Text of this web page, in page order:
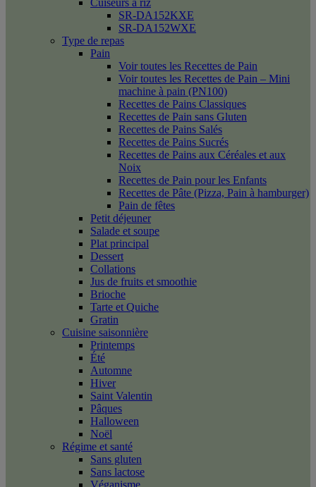
Cuiseurs à riz
SR-DA152KXE
SR-DA152WXE
Type de repas
Pain
Voir toutes les Recettes de Pain
Voir toutes les Recettes de Pain – Mini
machine à pain (PN100)
Recettes de Pains Classiques
Recettes de Pain sans Gluten
Recettes de Pains Salés
Recettes de Pains Sucrés
Recettes de Pains aux Céréales et aux
Noix
Recettes de Pain pour les Enfants
Recettes de Pâte (Pizza, Pain à hamburger)
Pain de fêtes
Petit déjeuner
Salade et soupe
Plat principal
Dessert
Collations
Jus de fruits et smoothie
Brioche
Tarte et Quiche
Gratin
Cuisine saisonnière
Printemps
Été
Automne
Hiver
Saint Valentin
Pâques
Halloween
Noël
Régime et santé
Sans gluten
Sans lactose
Véganisme